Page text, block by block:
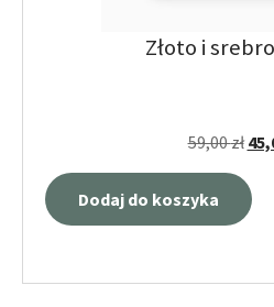
Złoto i
59,00zł
Dodaj do koszyka